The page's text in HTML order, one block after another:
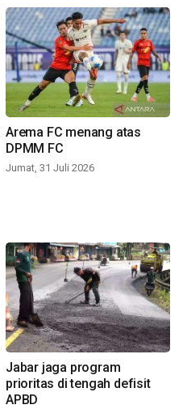
Arema FC menang atas
DPMM FC
Jumat, 31 Juli 2026
Jabar jaga program
prioritas di tengah defisit
APBD